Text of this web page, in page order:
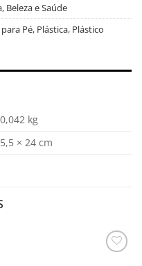
Beleza e Saúde
Pé, Plástica, Plástico
0,042 kg
5,5 × 24 cm